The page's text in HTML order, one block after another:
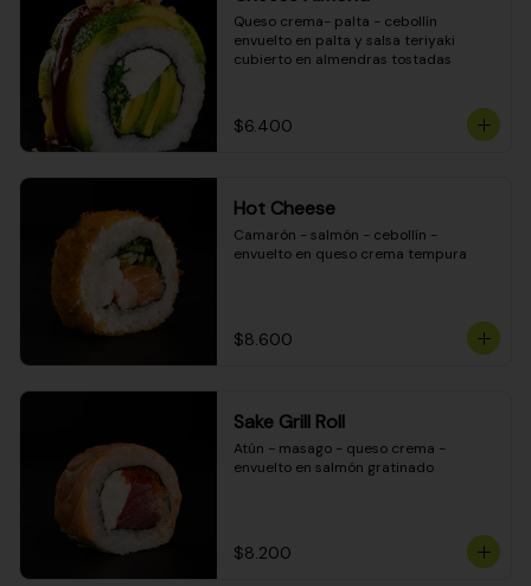
Queso crema- palta - cebollín
envuelto en palta y salsa teriyaki
cubierto en almendras tostadas
$6.400
Hot Cheese
Camarón - salmón - cebollín -
envuelto en queso crema tempura
$8.600
Sake Grill Roll
Atún - masago - queso crema -
envuelto en salmón gratinado
$8.200